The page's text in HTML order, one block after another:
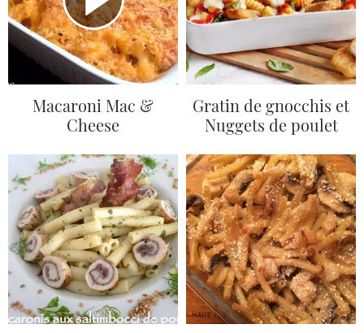
Macaroni Mac &
Cheese
Gratin de gnocchis et
Nuggets de poulet